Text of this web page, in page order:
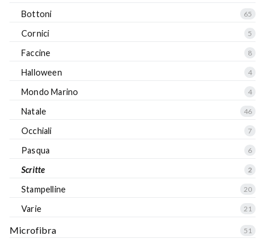
Bottoni 65
Cornici 5
Faccine 8
Halloween 4
Mondo Marino 4
Natale 46
Occhiali 7
Pasqua 6
Scritte 2
Stampelline 20
Varie 21
Microfibra 51